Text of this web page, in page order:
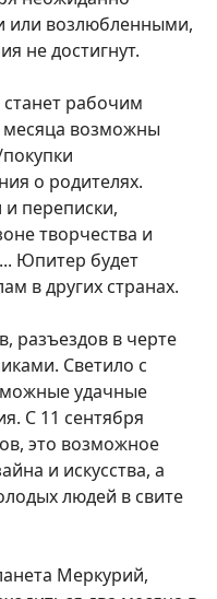
или возлюбленными,
не достигнут.
рабочим
месяца возможны
о родителях.
переписки,
творчества и
Юпитер будет
в других странах.
разъездов в черте
Светило с
удачные
С 11 сентября
это возможное
и искусства, а
людей в свите
Меркурий,